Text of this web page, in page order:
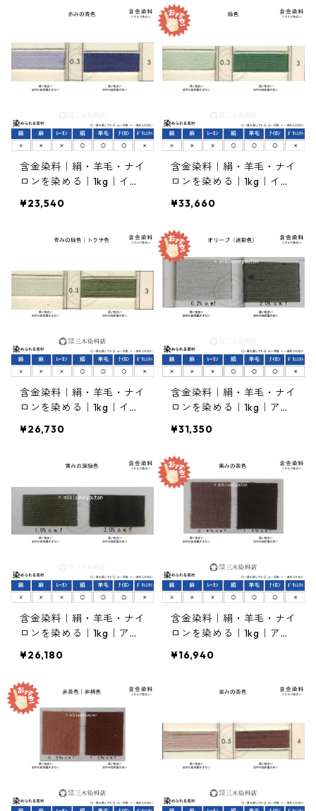
含金染料｜絹・羊毛・ナイ
ロンを染める｜1kg｜イソ
（赤みの青色）
¥23,540
含金染料｜絹・羊毛・ナイ
ロンを染める｜1kg｜イソ
（緑色）
¥33,660
含金染料｜絹・羊毛・ナイ
ロンを染める｜1kg｜イソ
N200％（青みの緑色）
¥26,730
含金染料｜絹・羊毛・ナイ
ロンを染める｜1kg｜アシ
ブ(迷彩色)）
¥31,350
含金染料｜絹・羊毛・ナイ
ロンを染める｜1kg｜アシ
深緑色）
¥26,180
含金染料｜絹・羊毛・ナイ
ロンを染める｜1kg｜アシ
の茶色）
¥16,940